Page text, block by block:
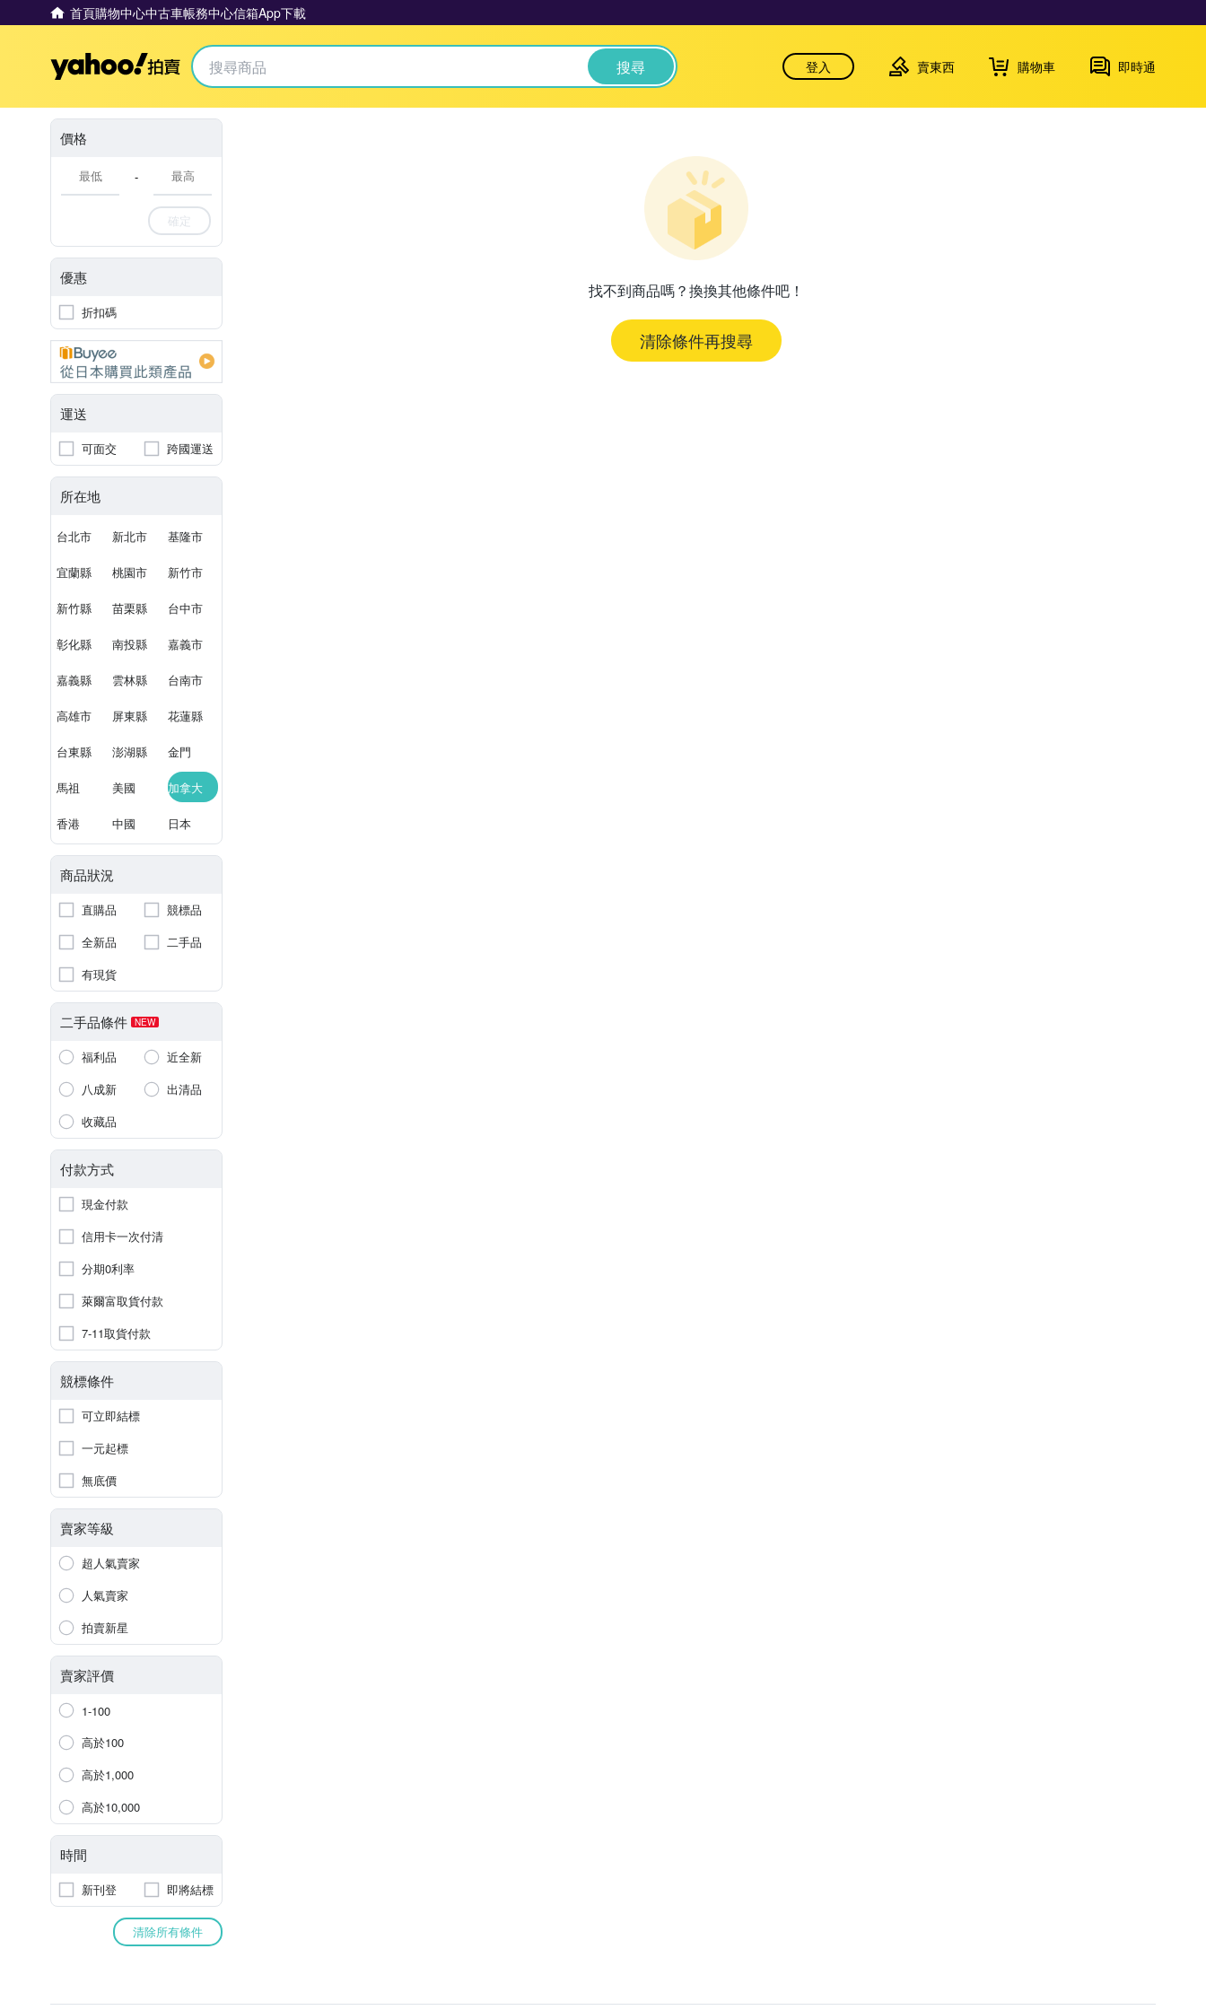
首頁購物中心中古車帳務中心信箱App下載
Yahoo拍賣 搜尋 登入 賣東西 購物車 即時通
價格
-
確定
優惠
折扣碼
運送
可面交 跨國運送
所在地
台北市 新北市 基隆市
宜蘭縣 桃園市 新竹市
新竹縣 苗栗縣 台中市
彰化縣 南投縣 嘉義市
嘉義縣 雲林縣 台南市
高雄市 屏東縣 花蓮縣
台東縣 澎湖縣 金門
馬祖 美國 加拿大
香港 中國 日本
商品狀況
直購品
競標品
全新品
二手品
有現貨
二手品條件 NEW
福利品
近全新
八成新
出清品
收藏品
付款方式
現金付款
信用卡一次付清
分期0利率
萊爾富取貨付款
7-11取貨付款
競標條件
可立即結標
一元起標
無底價
賣家等級
超人氣賣家
人氣賣家
拍賣新星
賣家評價
1-100
高於100
高於1,000
高於10,000
時間
新刊登 即將結標
清除所有條件
找不到商品嗎？換換其他條件吧！
清除條件再搜尋